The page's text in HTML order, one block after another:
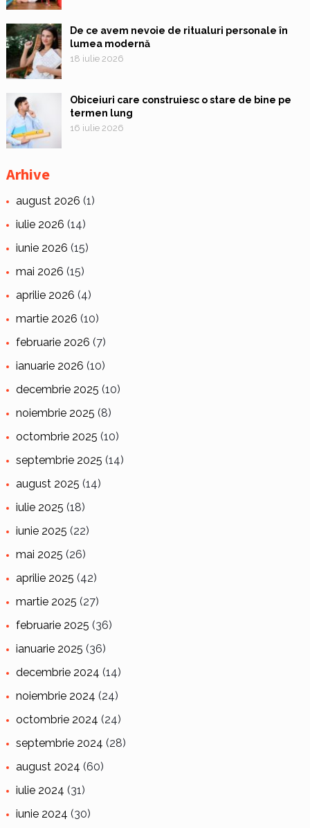
De ce avem nevoie de ritualuri personale în
lumea modernă
18 iulie 2026
Obiceiuri care construiesc o stare de bine pe
termen lung
16 iulie 2026
Arhive
august 2026 (1)
iulie 2026 (14)
iunie 2026 (15)
mai 2026 (15)
aprilie 2026 (4)
martie 2026 (10)
februarie 2026 (7)
ianuarie 2026 (10)
decembrie 2025 (10)
noiembrie 2025 (8)
octombrie 2025 (10)
septembrie 2025 (14)
august 2025 (14)
iulie 2025 (18)
iunie 2025 (22)
mai 2025 (26)
aprilie 2025 (42)
martie 2025 (27)
februarie 2025 (36)
ianuarie 2025 (36)
decembrie 2024 (14)
noiembrie 2024 (24)
octombrie 2024 (24)
septembrie 2024 (28)
august 2024 (60)
iulie 2024 (31)
iunie 2024 (30)